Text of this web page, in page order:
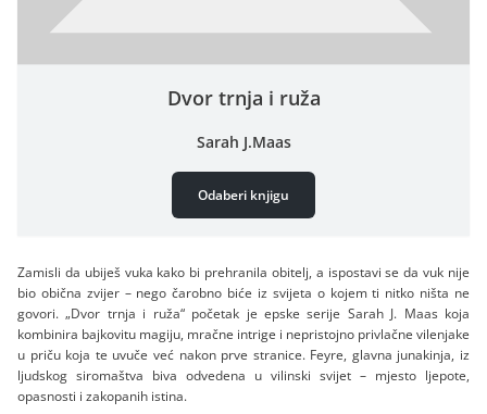
Dvor trnja i ruža
Sarah J.Maas
Odaberi knjigu
Zamisli da ubiješ vuka kako bi prehranila obitelj, a ispostavi se da vuk nije
bio obična zvijer – nego čarobno biće iz svijeta o kojem ti nitko ništa ne
govori. „Dvor trnja i ruža“ početak je epske serije Sarah J. Maas koja
kombinira bajkovitu magiju, mračne intrige i nepristojno privlačne vilenjake
u priču koja te uvuče već nakon prve stranice. Feyre, glavna junakinja, iz
ljudskog siromaštva biva odvedena u vilinski svijet – mjesto ljepote,
opasnosti i zakopanih istina.